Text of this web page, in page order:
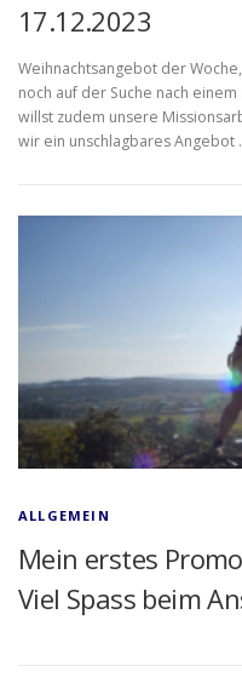
17.12.2023
Weihnachtsangebot der
noch auf der Suche nach
willst zudem unsere
wir ein unschlagbares Angebot
ALLGEMEIN
Mein erstes
Viel Spass beim